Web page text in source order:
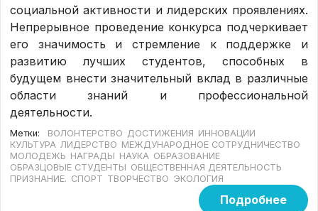
социальной активности и лидерских проявлениях.
Непрерывное проведение конкурса подчеркивает
его значимость и стремление к поддержке и
развитию лучших студентов, способных в
будущем внести значительный вклад в различные
области знаний и профессиональной
деятельности.
Метки: ВОЛОНТЕРСТВО ДОСТИЖЕНИЯ ИННОВАЦИИ
КУЛЬТУРА ЛИДЕРСТВО МЕЖДУНАРОДНОЕ СОТРУДНИЧЕСТВО
МОЛОДЕЖЬ НАГРАДЫ НАУКА ОБРАЗОВАНИЕ
ОБРАЗЦОВЫЕ СТУДЕНТЫ ОБЩЕСТВЕННАЯ ДЕЯТЕЛЬНОСТЬ
ПРИЗНАНИЕ. СПОРТ ТВОРЧЕСТВО ЭКОЛОГИЯ
Подробнее